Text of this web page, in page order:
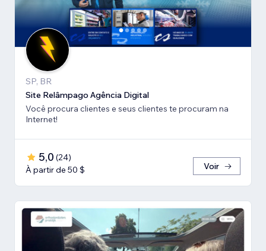
SP, BR
Site Relâmpago Agência Digital
Você procura clientes e seus clientes te procuram na
Internet!
5,0 (24)
À partir de 50 $
Voir